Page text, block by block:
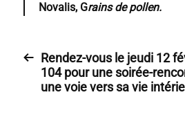
Novalis, Grains de pollen.
Rendez-vous le jeudi 12
104 pour une soirée-
une voie vers sa vie